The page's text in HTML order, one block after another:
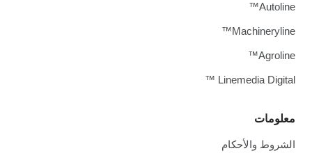
معلومات
الشروط والأحكام
Autoline™
Machineryline™
Agroline™
Linemedia Digital ™